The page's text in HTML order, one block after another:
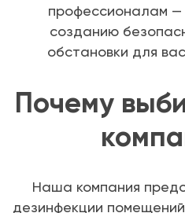
профессионалам —
созданию
обстановки для
Почему
Наша компания
дезинфекции